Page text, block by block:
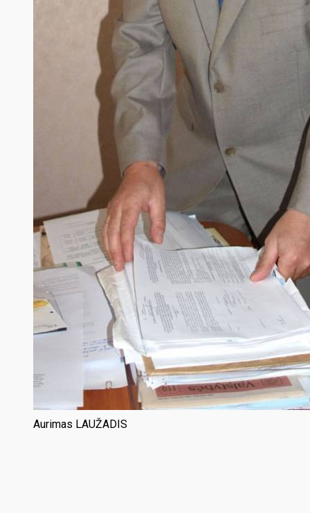
Aurimas LAUŽADIS